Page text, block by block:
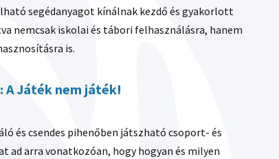
segédanyagot kínálnak kezdő és gyakorlott
nemcsak iskolai és tábori felhasználásra, hanem
is.
A Játék nem játék!
és csendes pihenőben játszható csoport- és
arra vonatkozóan, hogy hogyan és milyen